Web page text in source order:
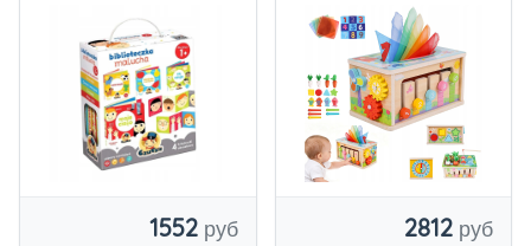
1552
36 МЕСЯЦЕВ
СЕНСОРНАЯ
ИГРУШКА 6в1
2812